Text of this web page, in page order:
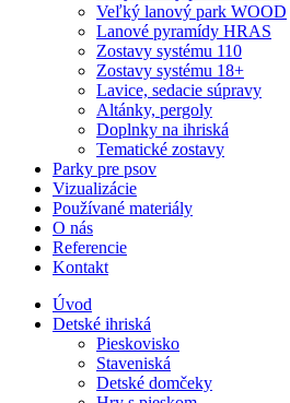
Veľký lanový park WOOD
Lanové pyramídy HRAS
Zostavy systému 110
Zostavy systému 18+
Lavice, sedacie súpravy
Altánky, pergoly
Doplnky na ihriská
Tematické zostavy
Parky pre psov
Vizualizácie
Používané materiály
O nás
Referencie
Kontakt
Úvod
Detské ihriská
Pieskovisko
Staveniská
Detské domčeky